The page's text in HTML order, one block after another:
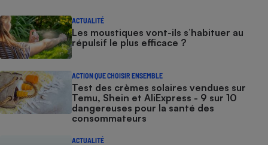
ACTUALITÉ
Les moustiques vont-ils s’habituer au
répulsif le plus efficace ?
ACTION QUE CHOISIR ENSEMBLE
Test des crèmes solaires vendues sur
Temu, Shein et AliExpress - 9 sur 10
dangereuses pour la santé des
consommateurs
ACTUALITÉ